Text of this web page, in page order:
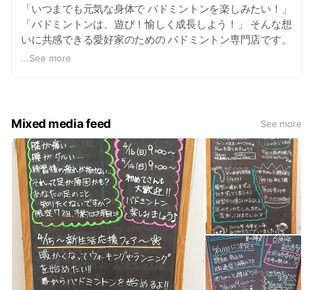
「いつまでも元気な身体で バドミントンを楽しみたい！」
「バドミントンは、遊び！愉しく成長しよう！」 そんな想
いに共感できる愛好家のための バドミントン専門店です。
愛好家として競技を始めて22年 プロコーチとして指導に
ューフィッター フットカウンセラー による足の測定も行
います。 「シューズの中で足が動く」 「足が疲れる」
「爪が黒くなる」 など、足にお悩みの方も 遠慮なくご相
談ください。
...See more
Mixed media feed See more